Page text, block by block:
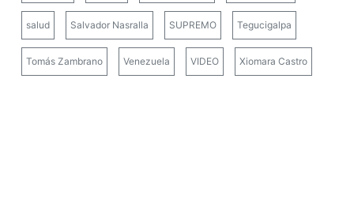
salud Salvador Nasralla SUPREMO Tegucigalpa
Tomás Zambrano Venezuela VIDEO Xiomara Castro